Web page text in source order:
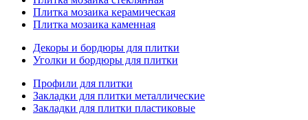
Плитка мозаика керамическая
Плитка мозаика каменная
Декоры и бордюры для плитки
Уголки и бордюры для плитки
Профили для плитки
Закладки для плитки металлические
Закладки для плитки пластиковые